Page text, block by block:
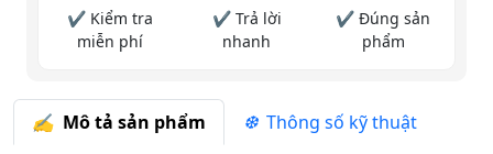
✔ Kiểm tra
miễn phí
✔ Trả lời
nhanh
✔ Đúng sản
phẩm
Mô tả sản phẩm
Thông số kỹ thuật